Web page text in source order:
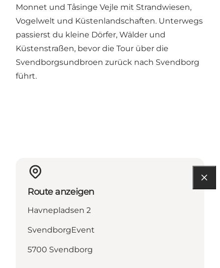
Monnet und Tåsinge Vejle mit Strandwiesen,
Vogelwelt und Küstenlandschaften. Unterwegs
passierst du kleine Dörfer, Wälder und
Küstenstraßen, bevor die Tour über die
Svendborgsundbroen zurück nach Svendborg
führt.
Route anzeigen
Havnepladsen 2
SvendborgEvent
5700 Svendborg